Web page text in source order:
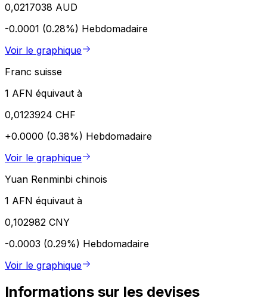
0,0217038 AUD
-0.0001 (0.28%) Hebdomadaire
Voir le graphique
Franc suisse
1 AFN équivaut à
0,0123924 CHF
+0.0000 (0.38%) Hebdomadaire
Voir le graphique
Yuan Renminbi chinois
1 AFN équivaut à
0,102982 CNY
-0.0003 (0.29%) Hebdomadaire
Voir le graphique
Informations sur les devises